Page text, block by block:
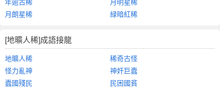
年逾古稀
月明星稀
月朗星稀
緑暗紅稀
[地曠人稀]成語接龍
地曠人稀
稀奇古怪
怪力亂神
神奸巨蠹
蠹國殘民
民困國貧